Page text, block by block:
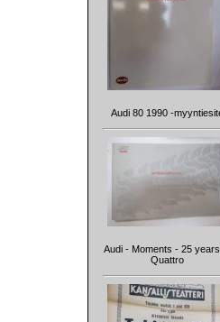
Audi 80 1990 -
Audi - Moments - 25
Quattro